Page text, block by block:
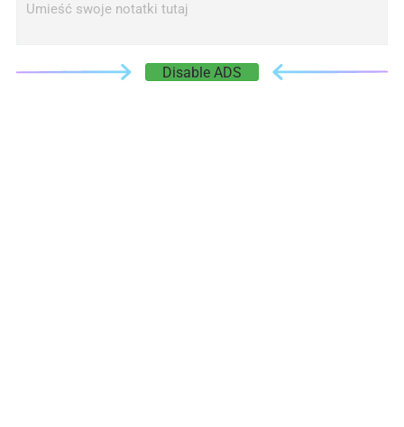
Umieść swoje notatki tutaj
Disable ADS